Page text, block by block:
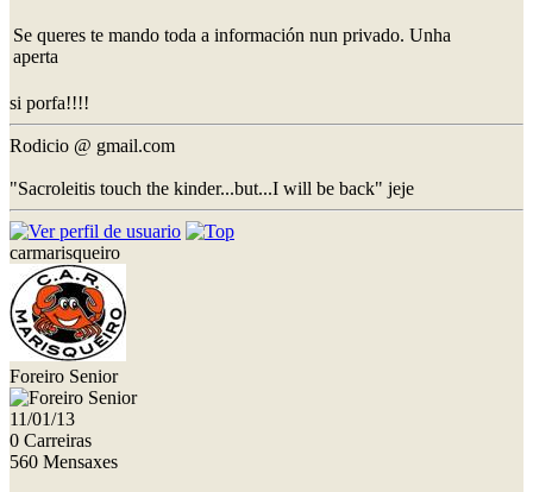
Se queres te mando toda a información nun privado. Unha
aperta
si porfa!!!!
Rodicio @ gmail.com
"Sacroleitis touch the kinder...but...I will be back" jeje
carmarisqueiro
Foreiro Senior
11/01/13
0 Carreiras
560 Mensaxes